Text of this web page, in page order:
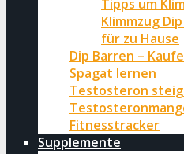
Tipps um
Klimmzug
für zu Hause
Dip Barren –
Spagat lernen
Testosteron
Fitnesstracker
Supplemente